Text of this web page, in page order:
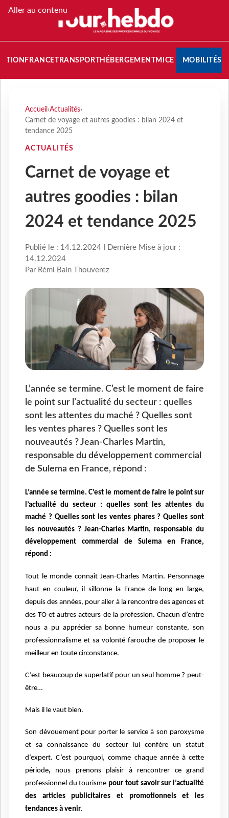
Aller au contenu
FRANCETRANSPORT HÉBERGEMENTMICE MOBILITÉS
Accueil ›Actualités›
Carnet de voyage et autres goodies : bilan 2024 et
tendance 2025
ACTUALITÉS
Carnet de voyage et
autres goodies : bilan
2024 et tendance 2025
Publié le : 14.12.2024 I Dernière Mise à jour :
14.12.2024
Par Rémi Bain Thouverez
L’année se termine. C’est le moment de faire
le point sur l’actualité du secteur : quelles
sont les attentes du maché ? Quelles sont
les ventes phares ? Quelles sont les
nouveautés ? Jean-Charles Martin,
responsable du développement commercial
de Sulema en France, répond :
L’année se termine. C’est le moment de faire le point sur
l’actualité du secteur : quelles sont les attentes du
maché ? Quelles sont les ventes phares ? Quelles sont
les nouveautés ? Jean-Charles Martin, responsable du
développement commercial de Sulema en France,
répond :
Tout le monde connaît Jean-Charles Martin. Personnage
haut en couleur, il sillonne la France de long en large,
depuis des années, pour aller à la rencontre des agences et
des TO et autres acteurs de la profession. Chacun d’entre
nous a pu apprécier sa bonne humeur constante, son
professionnalisme et sa volonté farouche de proposer le
meilleur en toute circonstance.
C’est beaucoup de superlatif pour un seul homme ? peut-
être…
Mais il le vaut bien.
Son dévouement pour porter le service à son paroxysme
et sa connaissance du secteur lui confère un statut
d’expert. C’est pourquoi, comme chaque année à cette
période, nous prenons plaisir à rencontrer ce grand
professionnel du tourisme pour tout savoir sur l’actualité
des articles publicitaires et promotionnels et les
tendances à venir.